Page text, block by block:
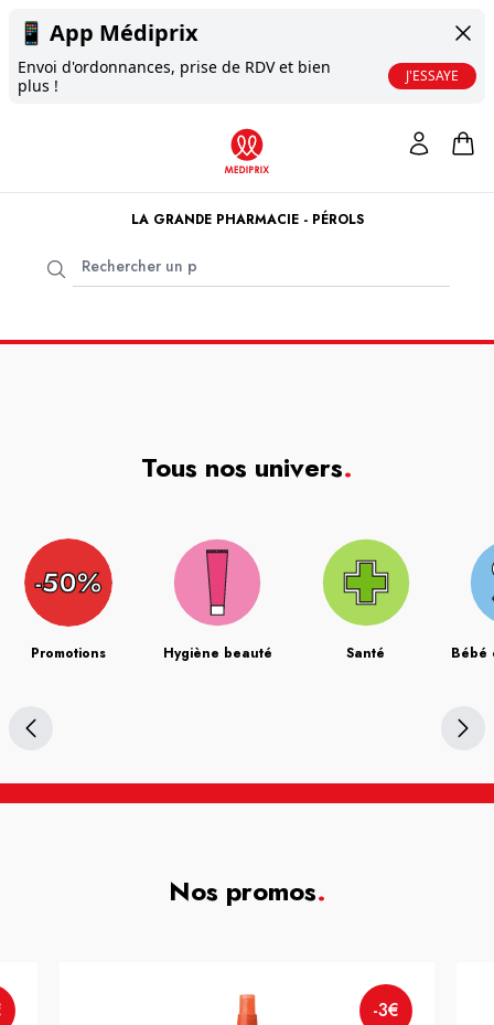
📱 App Médiprix
Envoi d'ordonnances, prise de RDV et bien
plus !
J'ESSAYE
LA GRANDE PHARMACIE - PÉROLS
Tous nos univers.
Promotions Hygiène beauté Santé Bébé
Nos promos.
-3€